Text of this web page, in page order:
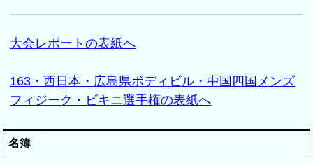
大会レポートの表紙へ
163・西日本・広島県ボディビル・中国四国メンズ
フィジーク・ビキニ選手権の表紙へ
名簿